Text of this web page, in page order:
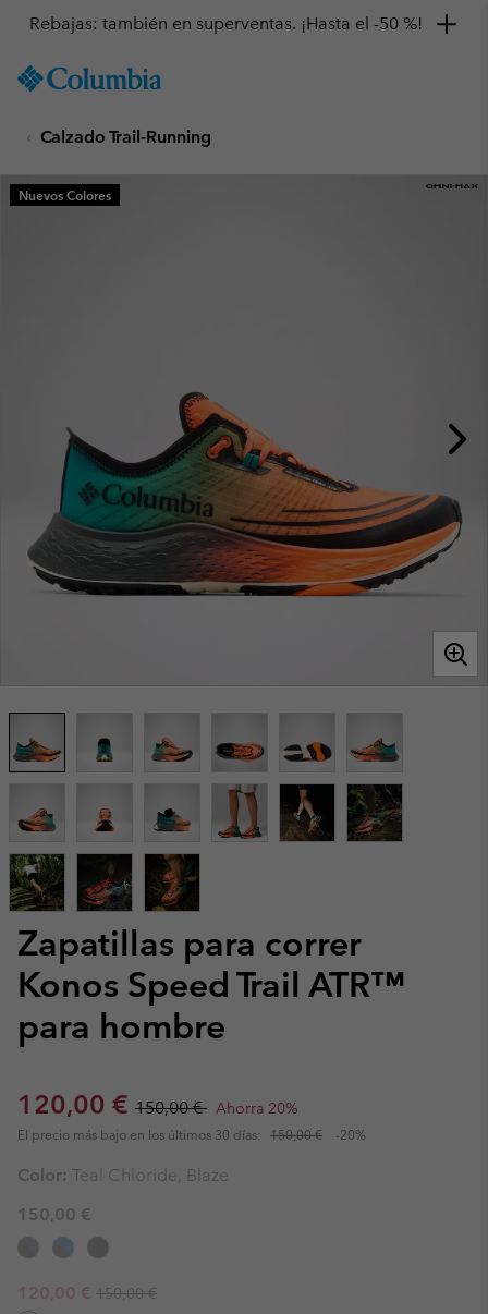
TO
SKIP
MAIN
NAV
Rebajas: también en superventas. ¡Hasta el -50 %!
Calzado Trail-Running
Zapatillas para correr
Konos Speed Trail ATR™
para hombre
Sale price:
120,00 € Regular price:
150,00 € Ahorra 20%
El precio más bajo en los últimos 30 días: 150,00 € -20%
Nuevos Colores
Color: Teal Chloride, Blaze
150,00 €
Sale price:
120,00 € Regular price:
150,00 €